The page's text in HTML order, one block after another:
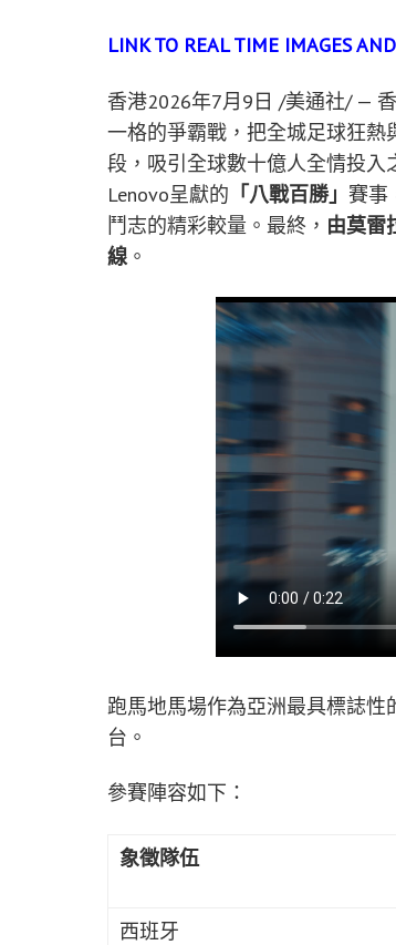
LINK TO REAL TIME IMAGES
香港2026年7月9日 /美通社/ —
一格的爭霸戰，把全城足球狂
段，吸引全球數十億人全情投
Lenovo呈獻的 「八戰百勝」 賽事
鬥志的精彩較量。最終， 由莫雷
線。
跑馬地馬場作為亞洲最具標誌
台。
參賽陣容如下：
象徵隊伍
西班牙